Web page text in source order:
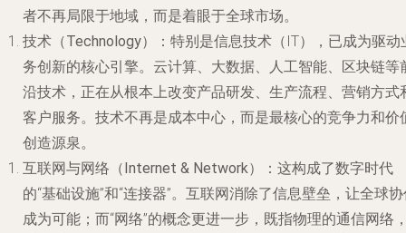
者不再局限于地域，而是着眼于全球市场。
技术（Technology）
：特别是信息技术（IT），已成为驱动
务创新的核心引擎。云计算、大数据、人工智能、区块链等
沿技术，正在从根本上改变产品研发、生产流程、营销方式
客户服务。技术不再是成本中心，而是最核心的竞争力和价
创造源泉。
互联网与网络（Internet & Network）
：这构成了数字时代
的“基础设施”和“连接器”。互联网消除了信息壁垒，让全球
成为可能；而“网络”的概念更进一步，既指物理的通信网络